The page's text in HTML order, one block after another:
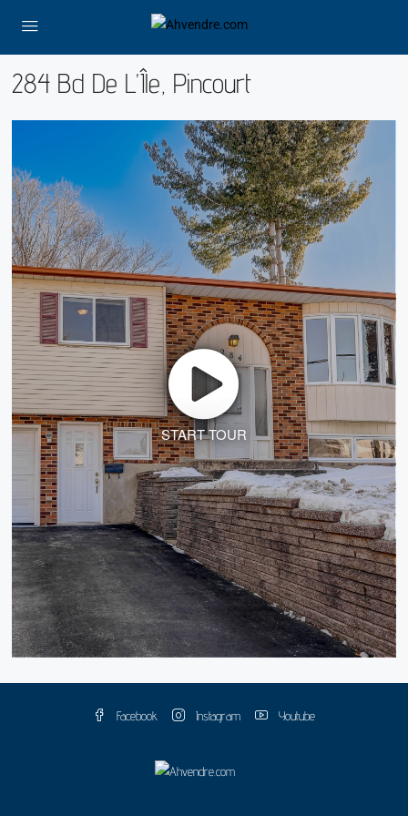
284 Bd De L’Île, Pincourt
START TOUR
Facebook Instagram Youtube